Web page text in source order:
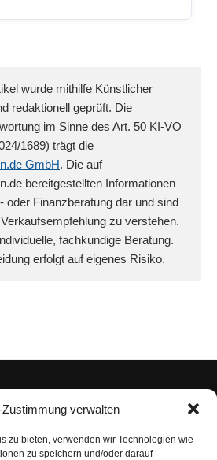
verwalten
zu bieten, verwenden wir Technologien wie
zu speichern und/oder darauf
wurde mithilfe Künstlicher
redaktionell geprüft. Die
im Sinne des Art. 50 KI-VO
1689) trägt die
GmbH. Die auf
bereitgestellten Informationen
oder Finanzberatung dar und sind
zu verstehen.
fachkundige Beratung.
erfolgt auf eigenes Risiko.